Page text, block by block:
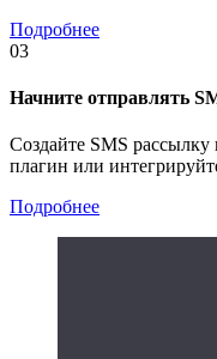
Подробнее
03
Начните отправлять
Создайте SMS
плагин или
Подробнее